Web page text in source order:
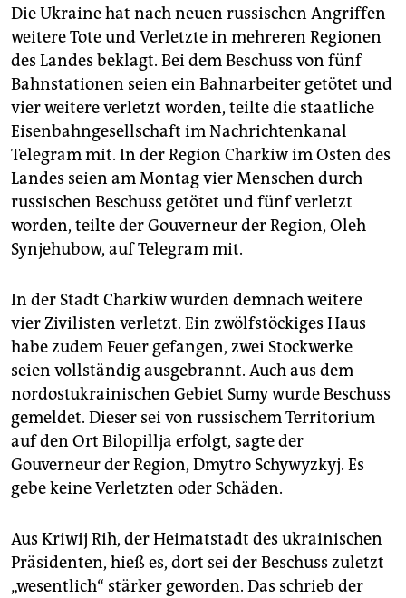
Die Ukraine hat nach neuen russischen Angriffen
weitere Tote und Verletzte in mehreren Regionen
des Landes beklagt. Bei dem Beschuss von fünf
Bahnstationen seien ein Bahnarbeiter getötet und
vier weitere verletzt worden, teilte die staatliche
Eisenbahngesellschaft im Nachrichtenkanal
Telegram mit. In der Region Charkiw im Osten des
Landes seien am Montag vier Menschen durch
russischen Beschuss getötet und fünf verletzt
worden, teilte der Gouverneur der Region, Oleh
Synjehubow, auf Telegram mit.
In der Stadt Charkiw wurden demnach weitere
vier Zivilisten verletzt. Ein zwölfstöckiges Haus
habe zudem Feuer gefangen, zwei Stockwerke
seien vollständig ausgebrannt. Auch aus dem
nordostukrainischen Gebiet Sumy wurde Beschuss
gemeldet. Dieser sei von russischem Territorium
auf den Ort Bilopillja erfolgt, sagte der
Gouverneur der Region, Dmytro Schywyzkyj. Es
gebe keine Verletzten oder Schäden.
Aus Kriwij Rih, der Heimatstadt des ukrainischen
Präsidenten, hieß es, dort sei der Beschuss zuletzt
„wesentlich“ stärker geworden. Das schrieb der